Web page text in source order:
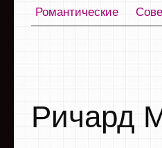
Романтические
Ричард